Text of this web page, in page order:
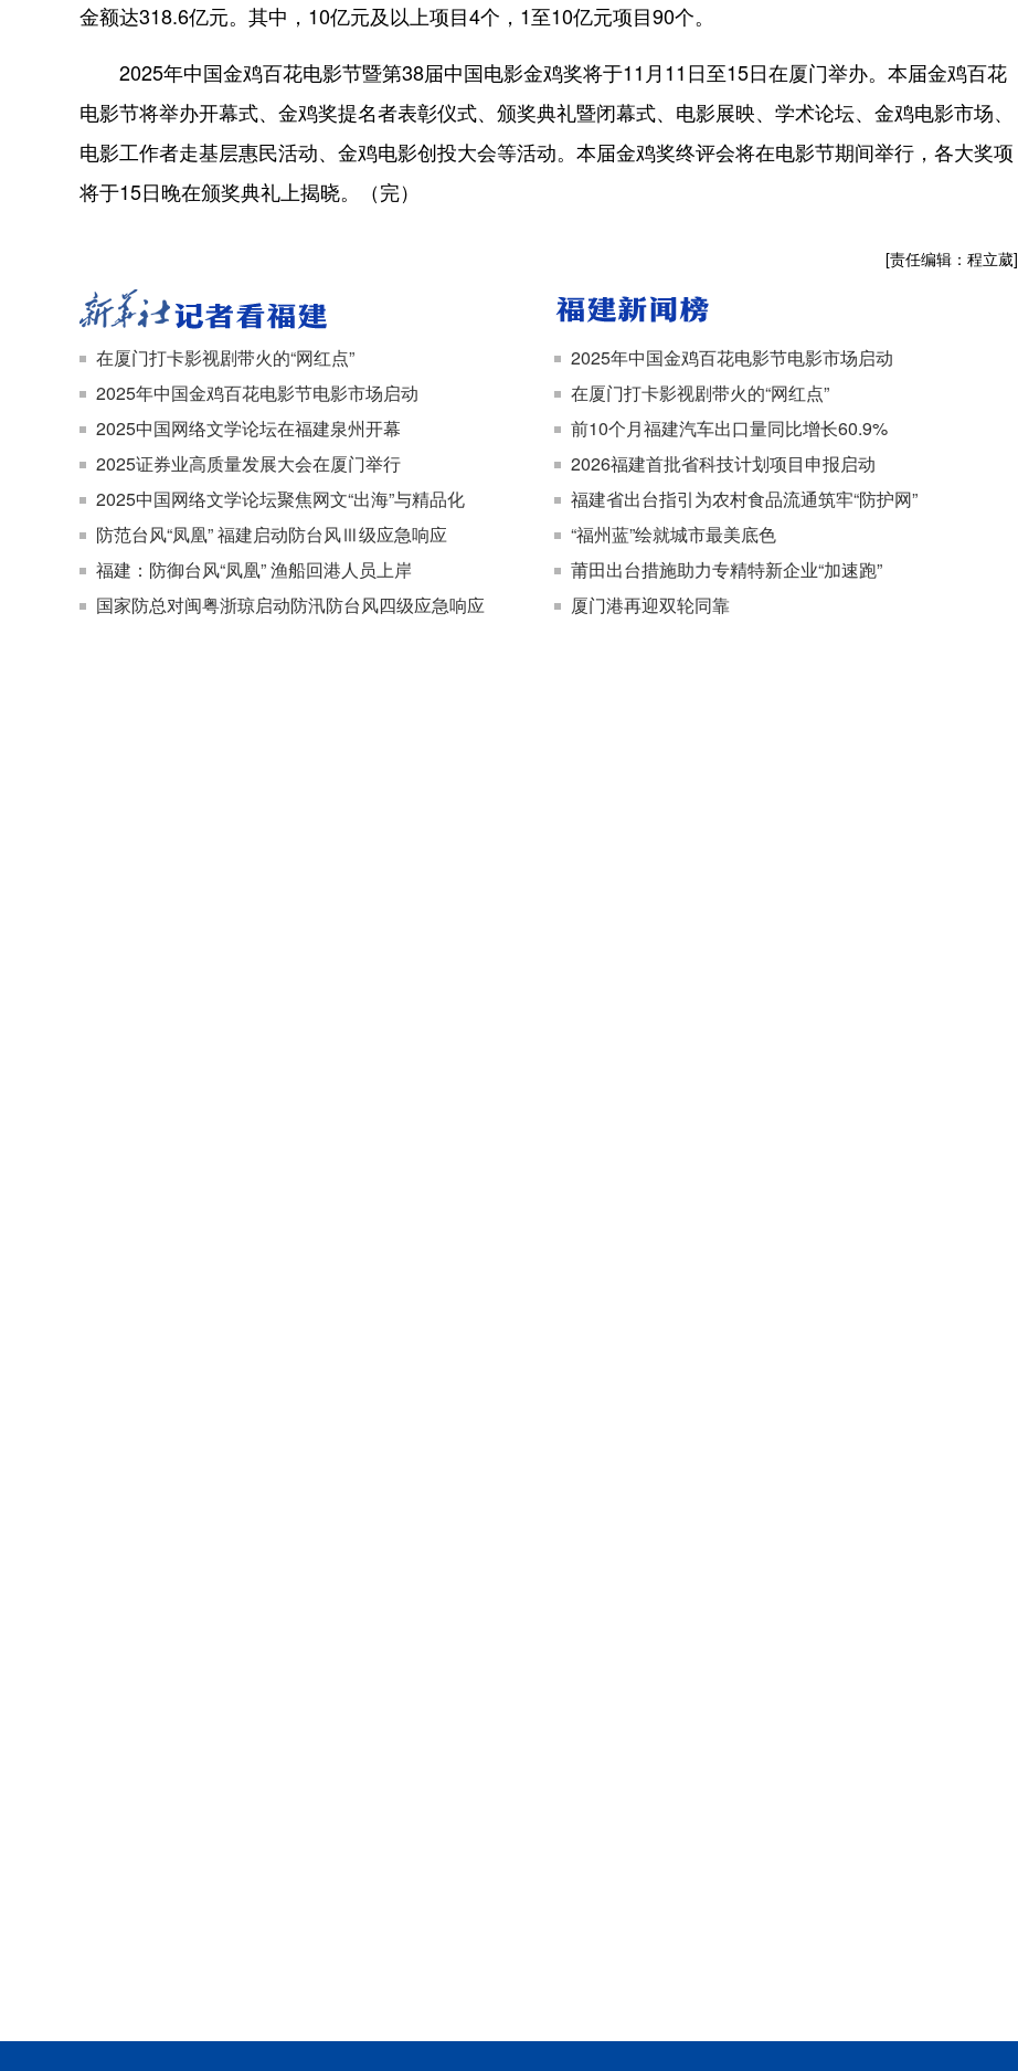
金额达318.6亿元。其中，10亿元及以上项目4个，1至10亿元项目90个。
2025年中国金鸡百花电影节暨第38届中国电影金鸡奖将于11月11日至15日在厦门举办。本届金鸡百花
电影节将举办开幕式、金鸡奖提名者表彰仪式、颁奖典礼暨闭幕式、电影展映、学术论坛、金鸡电影市场、
电影工作者走基层惠民活动、金鸡电影创投大会等活动。本届金鸡奖终评会将在电影节期间举行，各大奖项
将于15日晚在颁奖典礼上揭晓。（完）
[责任编辑：程立葳]
在厦门打卡影视剧带火的“网红点”
2025年中国金鸡百花电影节电影市场启动
2025中国网络文学论坛在福建泉州开幕
2025证券业高质量发展大会在厦门举行
2025中国网络文学论坛聚焦网文“出海”与精品化
防范台风“凤凰” 福建启动防台风Ⅲ级应急响应
福建：防御台风“凤凰” 渔船回港人员上岸
国家防总对闽粤浙琼启动防汛防台风四级应急响应
2025年中国金鸡百花电影节电影市场启动
在厦门打卡影视剧带火的“网红点”
前10个月福建汽车出口量同比增长60.9%
2026福建首批省科技计划项目申报启动
福建省出台指引为农村食品流通筑牢“防护网”
“福州蓝”绘就城市最美底色
莆田出台措施助力专精特新企业“加速跑”
厦门港再迎双轮同靠